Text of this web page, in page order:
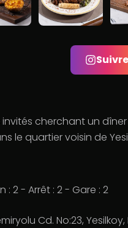
Suivre
cherchant un
le quartier voisin de
2 - Arrêt : 2 - Gare : 2
Cd. No:23,